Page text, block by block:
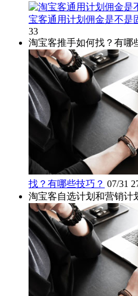
宝客通用计划佣金是不是
33
淘宝客推手如何找？有哪
找？有哪些技巧？ 07/31
淘宝客自选计划和营销计